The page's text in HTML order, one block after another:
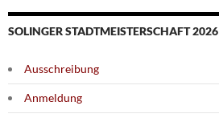
SOLINGER STADTMEISTERSCHAFT 2026
Ausschreibung
Anmeldung